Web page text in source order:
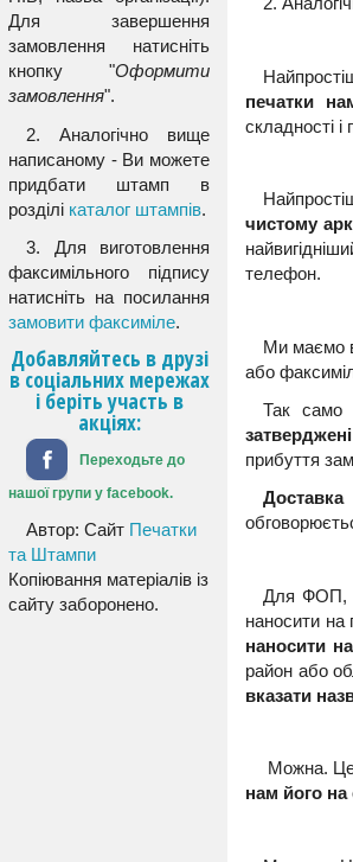
Для завершення
замовлення натисніть
кнопку "Оформити
замовлення".
2. Аналогічно вище
написаному - Ви можете
придбати штамп в
розділі каталог штампів.
3. Для виготовлення
факсимільного підпису
натисніть на посилання
замовити факсиміле.
Добавляйтесь в друзі
в соціальних мережах
і беріть участь в
акціях:
Переходьте до
нашої групи у facebook.
Автор: Сайт Печатки
та Штампи
Копіювання матеріалів із
сайту заборонено.
печатки
складності
чистому
телефон.
Ми маємо
або
Так само
прибуття
Доставка
Для ФОП,
наносити на
наносити
район або
вказати
Можна.
нам його